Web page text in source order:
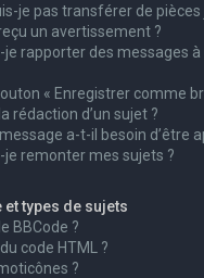
je pas transférer de pièces
un avertissement ?
rapporter des messages à
« Enregistrer comme
rédaction d’un sujet ?
a-t-il besoin d’être
remonter mes sujets ?
types de sujets
BBCode ?
code HTML ?
?